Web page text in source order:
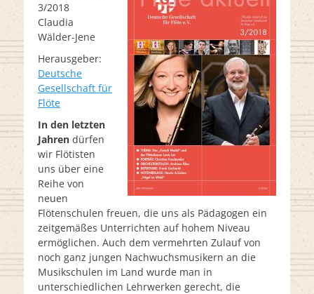
3/2018
Claudia
Wälder-Jene
Herausgeber:
Deutsche
Gesellschaft für
Flöte
In den letzten
Jahren dürfen
wir Flötisten
uns über eine
Reihe von
neuen
Flötenschulen freuen, die uns als Pädagogen ein
zeitgemäßes Unterrichten auf hohem Niveau
ermöglichen. Auch dem vermehrten Zulauf von
noch ganz jungen Nachwuchsmusikern an die
Musikschulen im Land wurde man in
unterschiedlichen Lehrwerken gerecht, die